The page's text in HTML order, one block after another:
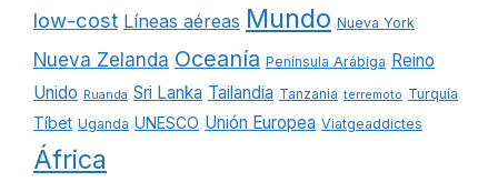
low-cost Líneas aéreas Mundo Nueva York
Nueva Zelanda Oceanía Península Arábiga Reino
Unido Ruanda Sri Lanka Tailandia Tanzania terremoto Turquía
Tíbet Uganda UNESCO Unión Europea Viatgeaddictes
África